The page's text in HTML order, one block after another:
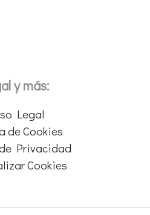
y más:
Legal
de Cookies
Privacidad
Cookies